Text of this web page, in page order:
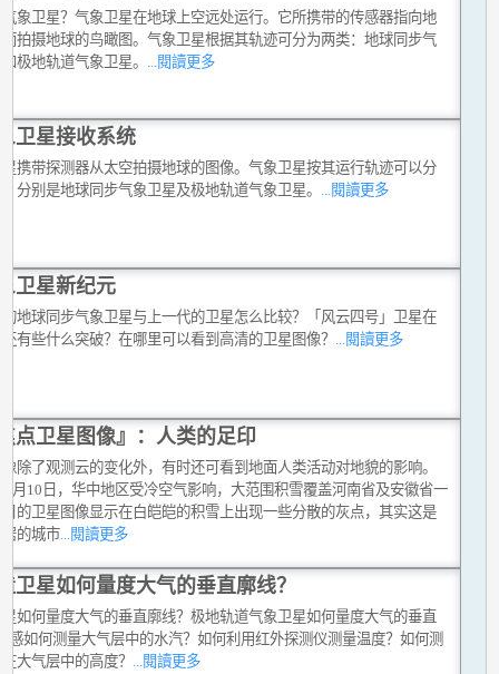
象卫星？气象卫星在地球上空远处运行。它所携带的传感器指向地
拍摄地球的鸟瞰图。气象卫星根据其轨迹可分为两类：地球同步气
极地轨道气象卫星。 ...閱讀更多
卫星接收系统
携带探测器从太空拍摄地球的图像。气象卫星按其运行轨迹可以分
分别是地球同步气象卫星及极地轨道气象卫星。
...閱讀更多
卫星新纪元
地球同步气象卫星与上一代的卫星怎么比较？「风云四号」卫星在
有些什么突破？在哪里可以看到高清的卫星图像？ ...閱讀更多
点卫星图像』：人类的足印
除了观测云的变化外，有时还可看到地面人类活动对地貌的影响。
1月10日，华中地区受冷空气影响，大范围积雪覆盖河南省及安徽省一
的卫星图像显示在白皑皑的积雪上出现一些分散的灰点，其实这是
的城市 ...閱讀更多
卫星如何量度大气的垂直廓线？
如何量度大气的垂直廓线？极地轨道气象卫星如何量度大气的垂直
感如何测量大气层中的水汽？如何利用红外探测仪测量温度？如何测
大气层中的高度？ ...閱讀更多